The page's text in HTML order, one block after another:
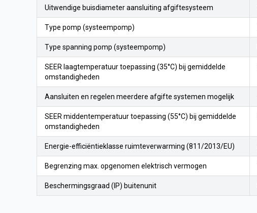
Uitwendige buisdiameter aansluiting afgiftesysteem
Type pomp (systeempomp)
Type spanning pomp (systeempomp)
SEER laagtemperatuur toepassing (35°C) bij gemiddelde
omstandigheden
Aansluiten en regelen meerdere afgifte systemen mogelijk
SEER middentemperatuur toepassing (55°C) bij gemiddelde
omstandigheden
Energie-efficiëntieklasse ruimteverwarming (811/2013/EU)
Begrenzing max. opgenomen elektrisch vermogen
Beschermingsgraad (IP) buitenunit